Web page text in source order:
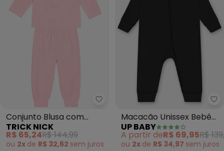
Trick Nick - Conjunto Blusa
Conjunto Blusa com
Calça Feminino (Rosa)
TRICK NICK
R$ 65,24R$ 144,99
ou 2x de R$ 32,62 sem juros
Macacão Unissex Bebê
Suedine (Preto)
UP BABY
A partir deR$ 69,95R$
ou 2x de R$ 34,97 sem juros